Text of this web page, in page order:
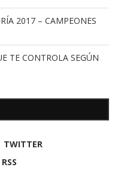
2017 – CAMPEONES
TE CONTROLA SEGÚN
TWITTER
RSS